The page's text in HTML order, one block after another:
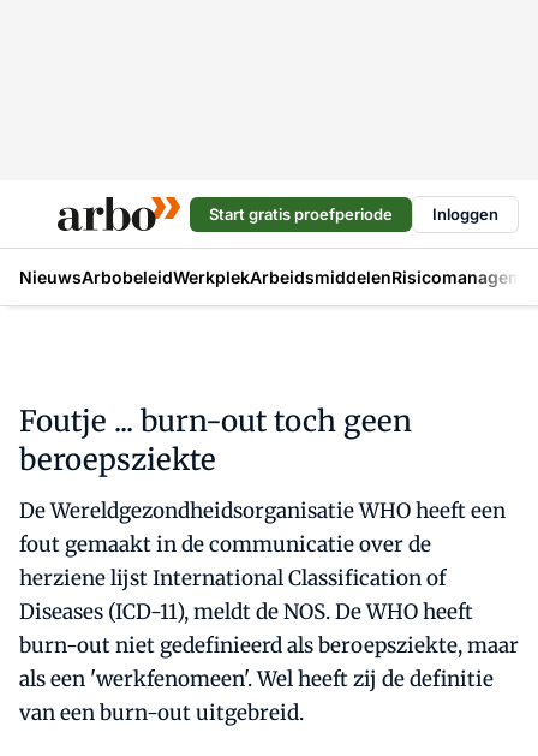
Start gratis proefperiode Inloggen
NieuwsArbobeleidWerkplekArbeidsmiddelen
Foutje ... burn-out toch geen
beroepsziekte
De Wereldgezondheidsorganisatie WHO heeft een
fout gemaakt in de communicatie over de
herziene lijst International Classification of
Diseases (ICD-11), meldt de NOS. De WHO heeft
burn-out niet gedefinieerd als beroepsziekte, maar
als een 'werkfenomeen'. Wel heeft zij de definitie
van een burn-out uitgebreid.